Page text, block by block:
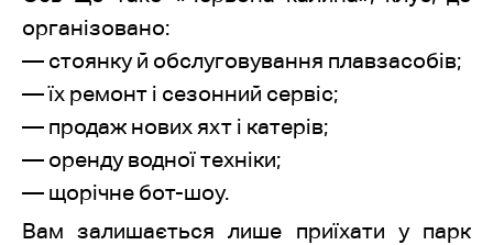
організовано:
— стоянку й обслуговування плавзасобів;
— їх ремонт і сезонний сервіс;
— продаж нових яхт і катерів;
— оренду водної техніки;
— щорічне бот-шоу.
Вам залишається лише приїхати у парк